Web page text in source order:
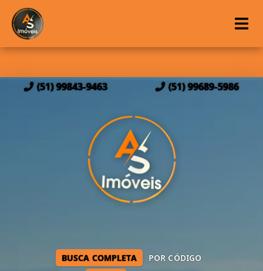
(51) 99843-9463 (51) 99689-5986
BUSCA COMPLETA POR CÓDIGO